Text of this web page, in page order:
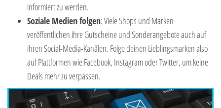
informiert zu werden.
Soziale Medien folgen: Viele Shops und Marken
veröffentlichen ihre Gutscheine und Sonderangebote auch auf
ihren Social-Media-Kanälen. Folge deinen Lieblingsmarken also
auf Plattformen wie Facebook, Instagram oder Twitter, um keine
Deals mehr zu verpassen.